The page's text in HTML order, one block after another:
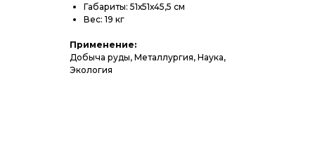
Габариты: 51х51х45,5 см
Вес: 19 кг
Применение:
Добыча руды, Металлургия, Наука,
Экология